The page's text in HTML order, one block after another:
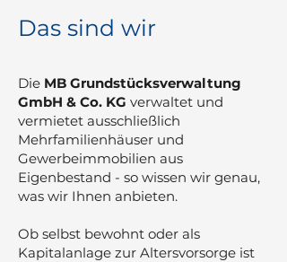
Das sind wir
Die MB Grundstücksverwaltung
GmbH & Co. KG verwaltet und
vermietet ausschließlich
Mehrfamilienhäuser und
Gewerbeimmobilien aus
Eigenbestand - so wissen wir genau,
was wir Ihnen anbieten.
Ob selbst bewohnt oder als
Kapitalanlage zur Altersvorsorge ist